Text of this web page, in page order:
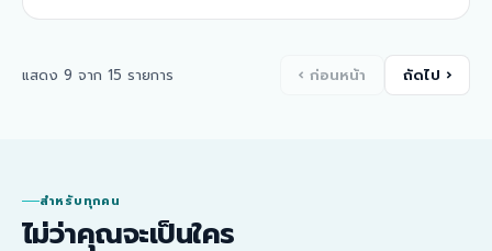
แสดง 9 จาก 15 รายการ ‹ ก่อนหน้า ถัดไป ›
สำหรับทุกคน
ไม่ว่าคุณจะเป็นใคร